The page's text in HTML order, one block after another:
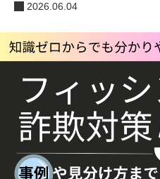
2026.06.04